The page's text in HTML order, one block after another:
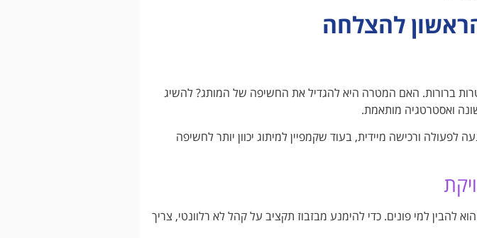
להצלחה
ברורות. האם המטרה היא להגדיל את החשיפה של המותג? להשיג
ואסטרטגיה מותאמת.
לפעולה ורכישה מיידית, בעוד שקמפיין למיתוג יכוון יותר לחשיפה
הוא להבין למי פונים. כדי להימנע מבזבוז תקציב על קהל לא רלוונטי, צריך